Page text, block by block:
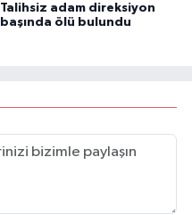
Talihsiz adam direksiyon
başında ölü bulundu